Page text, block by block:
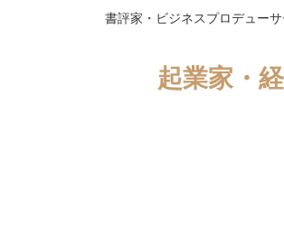
書評家・ビジネスプロデュー
起業家・